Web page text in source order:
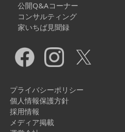
公開Q&Aコーナー
コンサルティング
家いちば見聞録
プライバシーポリシー
個人情報保護方針
採用情報
メディア掲載